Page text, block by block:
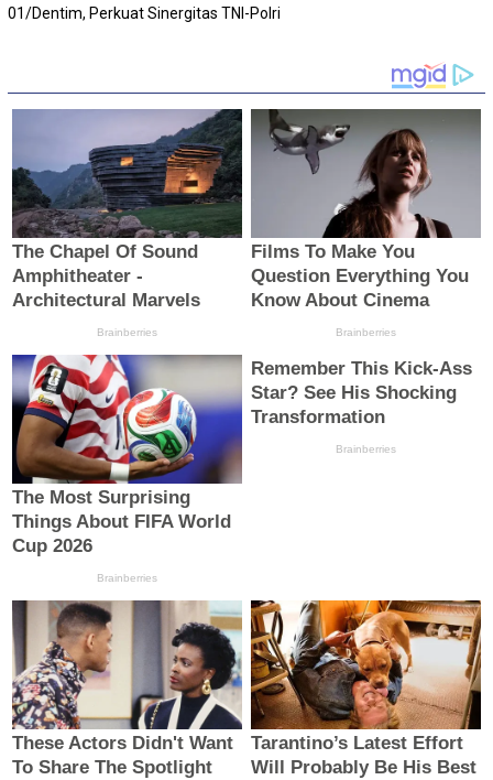
01/Dentim, Perkuat Sinergitas TNI-Polri